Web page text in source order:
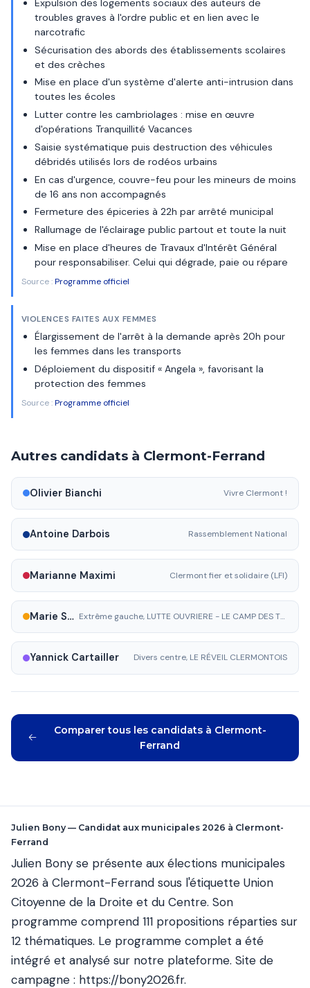
Expulsion des logements sociaux des auteurs de
troubles graves à l'ordre public et en lien avec le
narcotrafic
Sécurisation des abords des établissements scolaires
et des crèches
Mise en place d'un système d'alerte anti-intrusion dans
toutes les écoles
Lutter contre les cambriolages : mise en œuvre
d'opérations Tranquillité Vacances
Saisie systématique puis destruction des véhicules
débridés utilisés lors de rodéos urbains
En cas d'urgence, couvre-feu pour les mineurs de moins
de 16 ans non accompagnés
Fermeture des épiceries à 22h par arrêté municipal
Rallumage de l'éclairage public partout et toute la nuit
Mise en place d'heures de Travaux d'Intérêt Général
pour responsabiliser. Celui qui dégrade, paie ou répare
Source :Programme officiel
VIOLENCES FAITES AUX FEMMES
Élargissement de l'arrêt à la demande après 20h pour
les femmes dans les transports
Déploiement du dispositif « Angela », favorisant la
protection des femmes
Source :Programme officiel
Autres candidats à Clermont-Ferrand
Olivier Bianchi Vivre Clermont !
Antoine Darbois Rassemblement National
Marianne Maximi Clermont fier et solidaire (LFI)
Marie Savre Extrême gauche, LUTTE OUVRIERE - LE CAMP DES TRAVAILLEURS
Yannick Cartailler Divers centre, LE RÉVEIL CLERMONTOIS
Comparer tous les candidats à Clermont-
Ferrand
Julien Bony — Candidat aux municipales 2026 à Clermont-
Ferrand
Julien Bony se présente aux élections municipales
2026 à Clermont-Ferrand sous l'étiquette Union
Citoyenne de la Droite et du Centre. Son
programme comprend 111 propositions réparties sur
12 thématiques. Le programme complet a été
intégré et analysé sur notre plateforme. Site de
campagne : https://bony2026.fr.